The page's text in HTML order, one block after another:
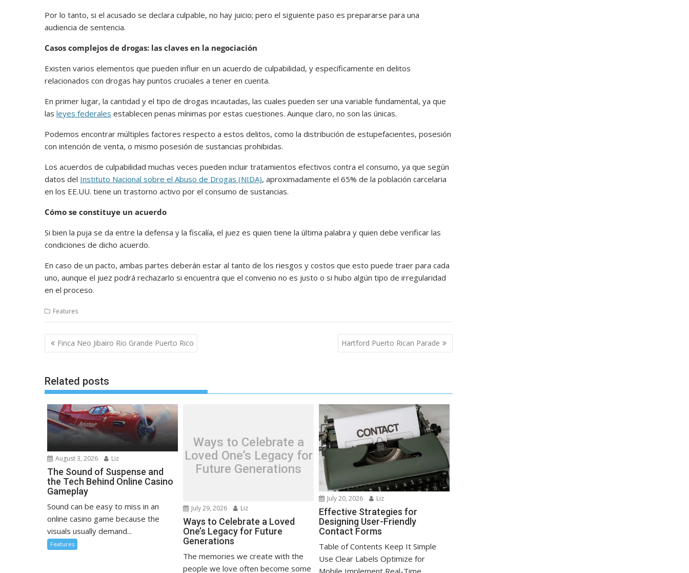
Por lo tanto, si el acusado se declara culpable, no hay juicio; pero el siguiente paso es prepararse para una
audiencia de sentencia.
Casos complejos de drogas: las claves en la negociación
Existen varios elementos que pueden influir en un acuerdo de culpabilidad, y específicamente en delitos
relacionados con drogas hay puntos cruciales a tener en cuenta.
En primer lugar, la cantidad y el tipo de drogas incautadas, las cuales pueden ser una variable fundamental, ya que
las leyes federales establecen penas mínimas por estas cuestiones. Aunque claro, no son las únicas.
Podemos encontrar múltiples factores respecto a estos delitos, como la distribución de estupefacientes, posesión
con intención de venta, o mismo posesión de sustancias prohibidas.
Los acuerdos de culpabilidad muchas veces pueden incluir tratamientos efectivos contra el consumo, ya que según
datos del Instituto Nacional sobre el Abuso de Drogas (NIDA), aproximadamente el 65% de la población carcelaria
en los EE.UU. tiene un trastorno activo por el consumo de sustancias.
Cómo se constituye un acuerdo
Si bien la puja se da entre la defensa y la fiscalía, el juez es quien tiene la última palabra y quien debe verificar las
condiciones de dicho acuerdo.
En caso de un pacto, ambas partes deberán estar al tanto de los riesgos y costos que esto puede traer para cada
uno, aunque el juez podrá rechazarlo si encuentra que el convenio no es justo o si hubo algún tipo de irregularidad
en el proceso.
Features
Post
navigation
Finca Neo Jibairo Rio Grande Puerto Rico Hartford Puerto Rican Parade
Related posts
August 3, 2026 Liz
The Sound of Suspense and
the Tech Behind Online Casino
Gameplay
Sound can be easy to miss in an
online casino game because the
visuals usually demand...
Features
Ways to Celebrate a
Loved One’s Legacy for
Future Generations
July 29, 2026 Liz
Ways to Celebrate a Loved
One’s Legacy for Future
Generations
The memories we create with the
people we love often become some
July 20, 2026 Liz
Effective Strategies for
Designing User-Friendly
Contact Forms
Table of Contents Keep It Simple
Use Clear Labels Optimize for